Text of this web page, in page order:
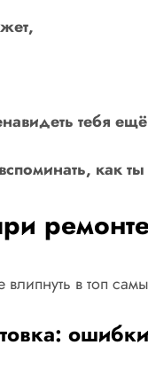
тебя
как
в топ
ошибки